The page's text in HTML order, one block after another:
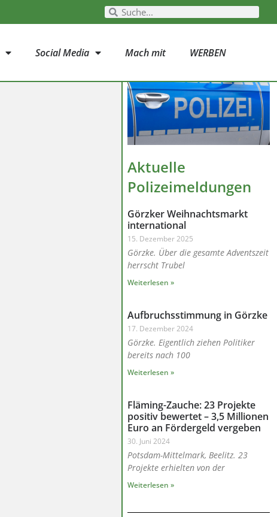
Social Media Mach mit WERBEN
Aktuelle
Polizeimeldungen
Görzker Weihnachtsmarkt
international
15. Dezember 2025
Görzke. Über die gesamte Adventszeit
herrscht Trubel
Weiterlesen »
Aufbruchsstimmung in Görzke
17. Dezember 2024
Görzke. Eigentlich ziehen Politiker
bereits nach 100
Weiterlesen »
Fläming-Zauche: 23 Projekte
positiv bewertet – 3,5 Millionen
Euro an Fördergeld vergeben
30. Juni 2024
Potsdam-Mittelmark, Beelitz. 23
Projekte erhielten von der
Weiterlesen »